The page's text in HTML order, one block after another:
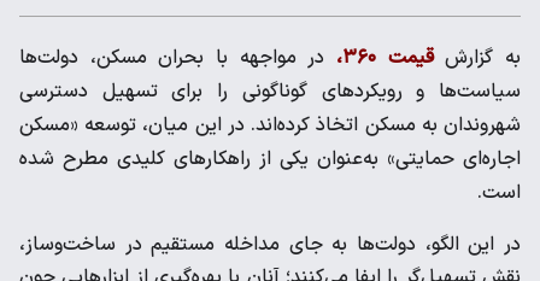
به گزارشقیمت ۳۶۰،
در مواجهه با بحران مسکن، دولت‌ها
سیاست‌ها و رویکردهای گوناگونی را برای تسهیل دسترسی
شهروندان به مسکن اتخاذ کرده‌اند. در این میان، توسعه «مسکن
اجاره‌ای حمایتی» به‌عنوان یکی از راهکارهای کلیدی مطرح شده
است.
در این الگو، دولت‌ها به جای مداخله مستقیم در ساخت‌وساز،